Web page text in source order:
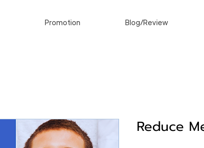
Promotion Blog/Review
Reduce